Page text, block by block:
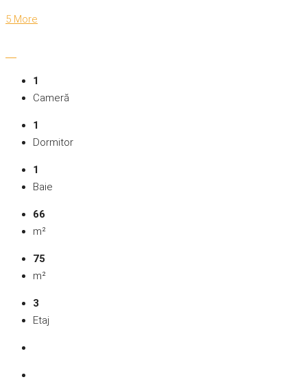
5 More
1
Cameră
1
Dormitor
1
Baie
66
m²
75
m²
3
Etaj